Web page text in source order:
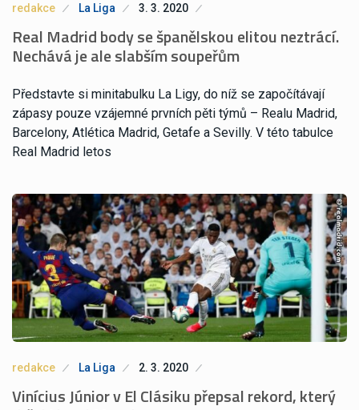
redakce La Liga 3. 3. 2020
Real Madrid body se španělskou elitou neztrácí.
Nechává je ale slabším soupeřům
Představte si minitabulku La Ligy, do níž se započítávají
zápasy pouze vzájemné prvních pěti týmů – Realu Madrid,
Barcelony, Atlética Madrid, Getafe a Sevilly. V této tabulce
Real Madrid letos
redakce La Liga 2. 3. 2020
Vinícius Júnior v El Clásiku přepsal rekord, který